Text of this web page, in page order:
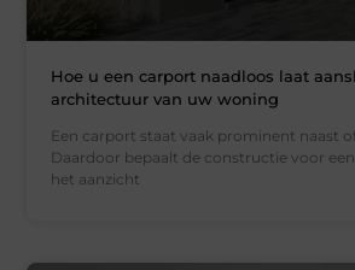
Hoe u een carport naadloos laat
architectuur van uw woning
Een carport staat vaak prominent naast
Daardoor bepaalt de constructie voor
het aanzicht